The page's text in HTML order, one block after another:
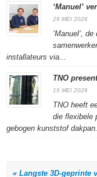
‘Manuel’
29 MEI 2026
‘Manuel’,
installateurs via...
TNO
19 MEI 2026
TNO heeft
die flexibele
gebogen kunststof
« Langste 3D-geprinte